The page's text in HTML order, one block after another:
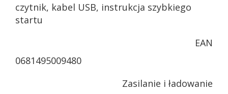
czytnik, kabel USB, instrukcja szybkiego
startu
EAN
0681495009480
Zasilanie i ładowanie